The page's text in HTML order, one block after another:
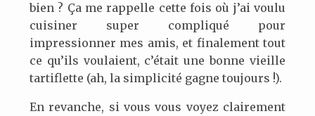
bien ? Ça me rappelle cette fois où j’ai voulu
cuisiner super compliqué pour
impressionner mes amis, et finalement tout
ce qu’ils voulaient, c’était une bonne vieille
tartiflette (ah, la simplicité gagne toujours !).
En revanche, si vous vous voyez clairement